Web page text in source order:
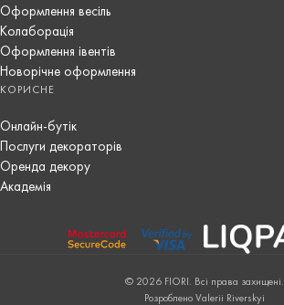
Оформлення весіль
Колаборація
Оформлення івентів
Новорічне оформлення
КОРИСНЕ
Онлайн-бутік
Послуги декораторів
Оренда декору
Академія
© 2026 FIORI. Всі права захищені.
Розроблено Valerii Riverskyi